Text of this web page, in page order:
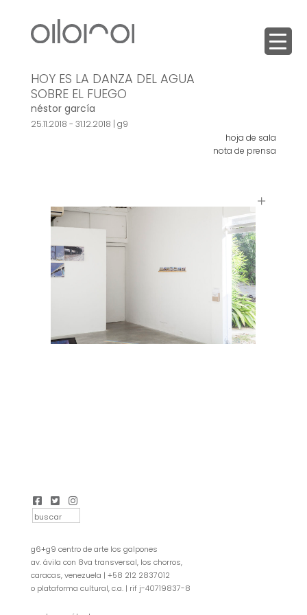
HOY ES LA DANZA DEL AGUA
SOBRE EL FUEGO
néstor garcía
25.11.2018 - 31.12.2018 | g9
hoja de sala
nota de prensa
g6+g9 centro de arte los galpones
av. ávila con 8va transversal, los chorros,
caracas, venezuela | +58 212 2837012
o plataforma cultural, c.a. | rif j-40719837-8